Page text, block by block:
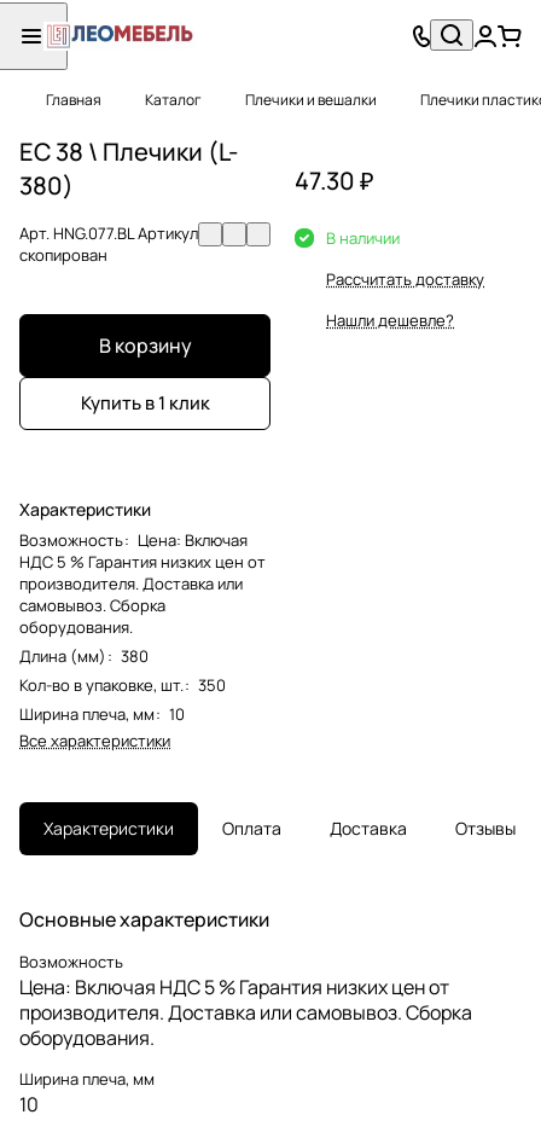
Главная Каталог Плечики и вешалки Плечики
EC 38 \ Плечики (L-
380)
Арт.HNG.077.BL Артикул
скопирован
В корзину
Купить в 1 клик
Характеристики
Возможность: Цена: Включая
НДС 5 % Гарантия низких цен от
производителя. Доставка или
самовывоз. Сборка
оборудования.
Длина (мм) : 380
Кол-во в упаковке, шт.: 350
Ширина плеча, мм: 10
Все характеристики
47.30 ₽
В наличии
Рассчитать доставку
Нашли дешевле?
Характеристики Оплата Доставка Отзывы
Основные характеристики
Возможность
Цена: Включая НДС 5 % Гарантия низких цен от
производителя. Доставка или самовывоз. Сборка
оборудования.
Ширина плеча, мм
10